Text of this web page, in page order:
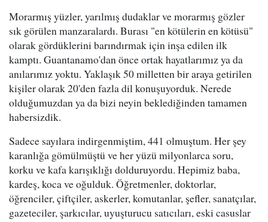
Morarmış yüzler, yarılmış dudaklar ve morarmış gözler
sık görülen manzaralardı. Burası "en kötülerin en kötüsü"
olarak gördüklerini barındırmak için inşa edilen ilk
kamptı. Guantanamo'dan önce ortak hayatlarımız ya da
anılarımız yoktu. Yaklaşık 50 milletten bir araya getirilen
kişiler olarak 20'den fazla dil konuşuyorduk. Nerede
olduğumuzdan ya da bizi neyin beklediğinden tamamen
habersizdik.
Sadece sayılara indirgenmiştim, 441 olmuştum. Her şey
karanlığa gömülmüştü ve her yüzü milyonlarca soru,
korku ve kafa karışıklığı dolduruyordu. Hepimiz baba,
kardeş, koca ve oğulduk. Öğretmenler, doktorlar,
öğrenciler, çiftçiler, askerler, komutanlar, şefler, sanatçılar,
gazeteciler, şarkıcılar, uyuşturucu satıcıları, eski casuslar